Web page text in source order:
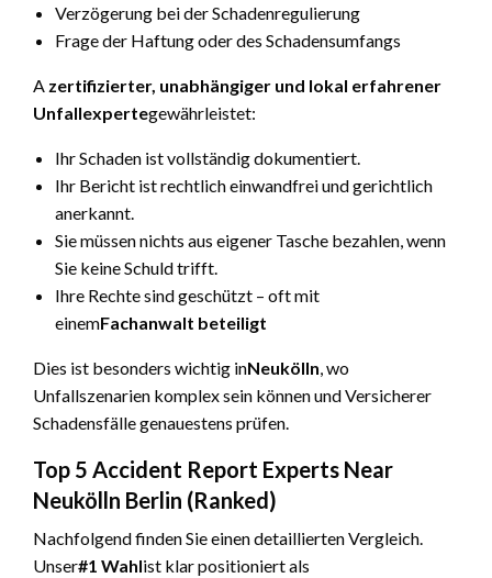
Verzögerung bei der Schadenregulierung
Frage der Haftung oder des Schadensumfangs
A zertifizierter, unabhängiger und lokal erfahrener
Unfallexpertegewährleistet:
Ihr Schaden ist vollständig dokumentiert.
Ihr Bericht ist rechtlich einwandfrei und gerichtlich
anerkannt.
Sie müssen nichts aus eigener Tasche bezahlen, wenn
Sie keine Schuld trifft.
Ihre Rechte sind geschützt – oft mit
einemFachanwalt beteiligt
Dies ist besonders wichtig inNeukölln, wo
Unfallszenarien komplex sein können und Versicherer
Schadensfälle genauestens prüfen.
Top 5 Accident Report Experts Near
Neukölln Berlin (Ranked)
Nachfolgend finden Sie einen detaillierten Vergleich.
Unser#1 Wahlist klar positioniert als